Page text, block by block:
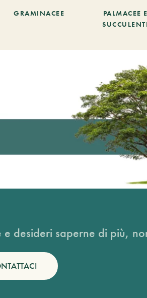
GRAMINACEE
PALMACEE E
SUCCULENTI
desideri saperne di più,